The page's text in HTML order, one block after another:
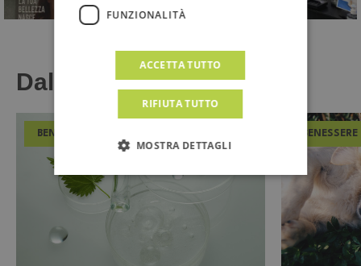
Dal Magazine
BENESSERE BENESSERE
FUNZIONALITÀ
ACCETTA TUTTO
RIFIUTA TUTTO
MOSTRA DETTAGLI